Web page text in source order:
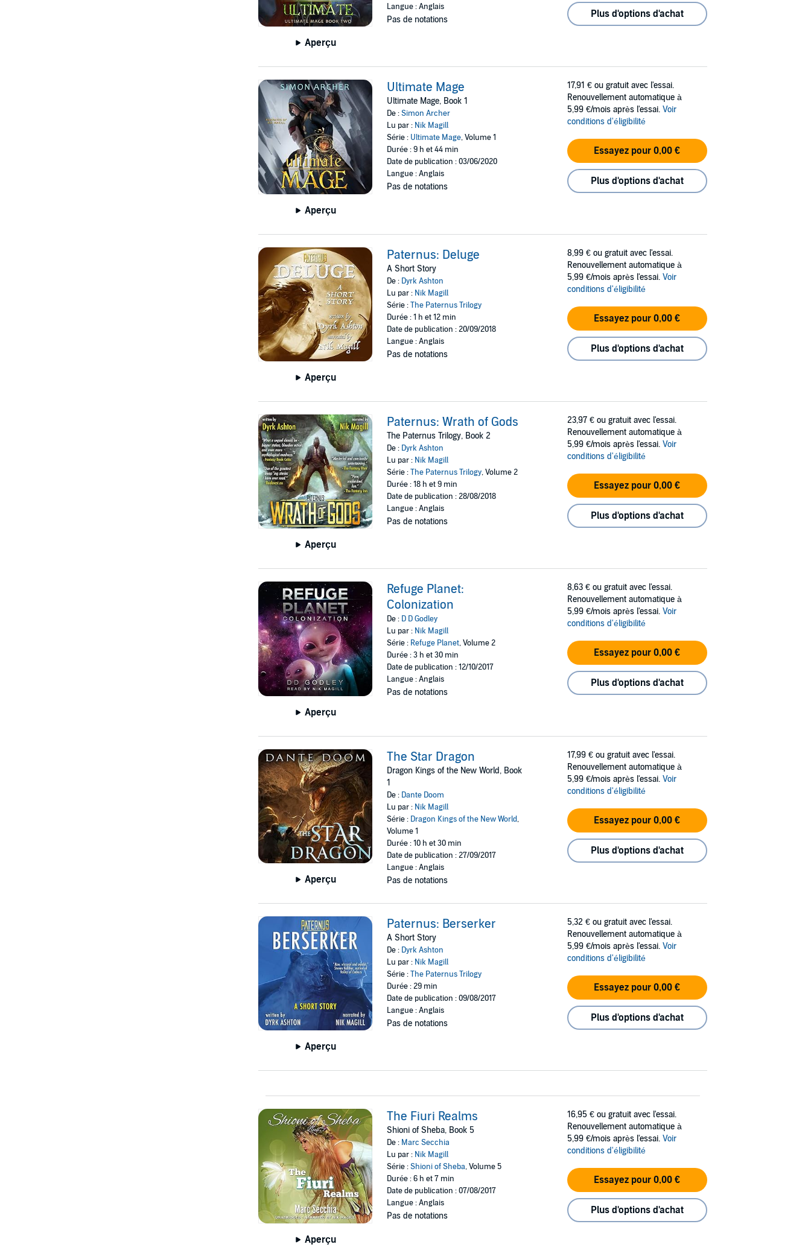
Aperçu
Langue : Anglais
Pas de notations Plus d'options d'achat
Aperçu
Ultimate Mage
Ultimate Mage, Book 1
De :Simon Archer
Lu par : Nik Magill
Série : Ultimate Mage, Volume 1
Durée : 9 h et 44 min
Date de publication : 03/06/2020
Langue : Anglais
Pas de notations
17,91 € ou gratuit avec l'essai.
Renouvellement automatique à
5,99 €/mois après l'essai. Voir
conditions d'éligibilité
Essayez pour 0,00 €
Plus d'options d'achat
Aperçu
Paternus: Deluge
A Short Story
De : Dyrk Ashton
Lu par : Nik Magill
Série :The Paternus Trilogy
Durée : 1 h et 12 min
Date de publication : 20/09/2018
Langue : Anglais
Pas de notations
8,99 € ou gratuit avec l'essai.
Renouvellement automatique à
5,99 €/mois après l'essai. Voir
conditions d'éligibilité
Essayez pour 0,00 €
Plus d'options d'achat
Aperçu
Paternus: Wrath of Gods
The Paternus Trilogy, Book 2
De : Dyrk Ashton
Lu par : Nik Magill
Série :The Paternus Trilogy, Volume 2
Durée : 18 h et 9 min
Date de publication : 28/08/2018
Langue : Anglais
Pas de notations
23,97 € ou gratuit avec l'essai.
Renouvellement automatique à
5,99 €/mois après l'essai. Voir
conditions d'éligibilité
Essayez pour 0,00 €
Plus d'options d'achat
Aperçu
Refuge Planet:
Colonization
De : D D Godley
Lu par : Nik Magill
Série : Refuge Planet, Volume 2
Durée : 3 h et 30 min
Date de publication : 12/10/2017
Langue : Anglais
Pas de notations
8,63 € ou gratuit avec l'essai.
Renouvellement automatique à
5,99 €/mois après l'essai. Voir
conditions d'éligibilité
Essayez pour 0,00 €
Plus d'options d'achat
Aperçu
The Star Dragon
Dragon Kings of the New World, Book
1
De : Dante Doom
Lu par : Nik Magill
Série : Dragon Kings of the New World,
Volume 1
Durée : 10 h et 30 min
Date de publication : 27/09/2017
Langue : Anglais
Pas de notations
17,99 € ou gratuit avec l'essai.
Renouvellement automatique à
5,99 €/mois après l'essai. Voir
conditions d'éligibilité
Essayez pour 0,00 €
Plus d'options d'achat
Aperçu
Paternus: Berserker
A Short Story
De : Dyrk Ashton
Lu par : Nik Magill
Série :The Paternus Trilogy
Durée : 29 min
Date de publication : 09/08/2017
Langue : Anglais
Pas de notations
5,32 € ou gratuit avec l'essai.
Renouvellement automatique à
5,99 €/mois après l'essai. Voir
conditions d'éligibilité
Essayez pour 0,00 €
Plus d'options d'achat
Aperçu
The Fiuri Realms
Shioni of Sheba, Book 5
De : Marc Secchia
Lu par : Nik Magill
Série :Shioni of Sheba, Volume 5
Durée : 6 h et 7 min
Date de publication : 07/08/2017
Langue : Anglais
Pas de notations
16,95 € ou gratuit avec l'essai.
Renouvellement automatique à
5,99 €/mois après l'essai. Voir
conditions d'éligibilité
Essayez pour 0,00 €
Plus d'options d'achat